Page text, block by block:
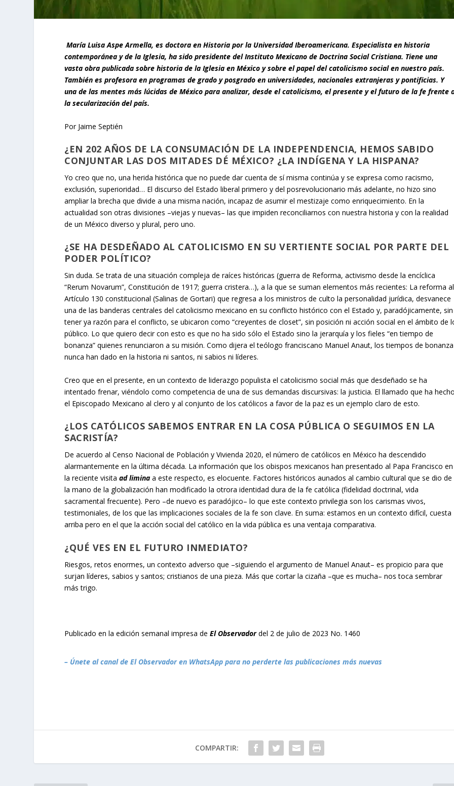
María Luisa Aspe Armella, es doctora en Historia por la Universidad Iberoamericana. Especialista en historia
contemporánea y de la Iglesia, ha sido presidente del Instituto Mexicano de Doctrina Social Cristiana. Tiene una
vasta obra publicada sobre historia de la Iglesia en México y sobre el papel del catolicismo social en nuestro país.
También es profesora en programas de grado y posgrado en universidades, nacionales extranjeras y pontificias. Y
una de las mentes más lúcidas de México para analizar, desde el catolicismo, el presente y el futuro de la fe frente
la secularización del país.
Por Jaime Septién
¿EN 202 AÑOS DE LA CONSUMACIÓN DE LA INDEPENDENCIA, HEMOS SABIDO
CONJUNTAR LAS DOS MITADES DÉ MÉXICO? ¿LA INDÍGENA Y LA HISPANA?
Yo creo que no, una herida histórica que no puede dar cuenta de sí misma continúa y se expresa como racismo,
exclusión, superioridad… El discurso del Estado liberal primero y del posrevolucionario más adelante, no hizo sino
ampliar la brecha que divide a una misma nación, incapaz de asumir el mestizaje como enriquecimiento. En la
actualidad son otras divisiones –viejas y nuevas– las que impiden reconciliarnos con nuestra historia y con la realidad
de un México diverso y plural, pero uno.
¿SE HA DESDEÑADO AL CATOLICISMO EN SU VERTIENTE SOCIAL POR PARTE DEL
PODER POLÍTICO?
Sin duda. Se trata de una situación compleja de raíces históricas (guerra de Reforma, activismo desde la encíclica
“Rerum Novarum”, Constitución de 1917; guerra cristera…), a la que se suman elementos más recientes: La reforma al
Artículo 130 constitucional (Salinas de Gortari) que regresa a los ministros de culto la personalidad jurídica, desvanece
una de las banderas centrales del catolicismo mexicano en su conflicto histórico con el Estado y, paradójicamente, sin
tener ya razón para el conflicto, se ubicaron como “creyentes de closet”, sin posición ni acción social en el ámbito de
público. Lo que quiero decir con esto es que no ha sido sólo el Estado sino la jerarquía y los fieles “en tiempo de
bonanza” quienes renunciaron a su misión. Como dijera el teólogo franciscano Manuel Anaut, los tiempos de bonanza
nunca han dado en la historia ni santos, ni sabios ni líderes.
Creo que en el presente, en un contexto de liderazgo populista el catolicismo social más que desdeñado se ha
intentado frenar, viéndolo como competencia de una de sus demandas discursivas: la justicia. El llamado que ha
el Episcopado Mexicano al clero y al conjunto de los católicos a favor de la paz es un ejemplo claro de esto.
¿LOS CATÓLICOS SABEMOS ENTRAR EN LA COSA PÚBLICA O SEGUIMOS EN LA
SACRISTÍA?
De acuerdo al Censo Nacional de Población y Vivienda 2020, el número de católicos en México ha descendido
alarmantemente en la última década. La información que los obispos mexicanos han presentado al Papa Francisco en
la reciente visitaad limina a este respecto, es elocuente. Factores históricos aunados al cambio cultural que se dio de
la mano de la globalización han modificado la otrora identidad dura de la fe católica (fidelidad doctrinal, vida
sacramental frecuente). Pero –de nuevo es paradójico– lo que este contexto privilegia son los carismas vivos,
testimoniales, de los que las implicaciones sociales de la fe son clave. En suma: estamos en un contexto difícil, cuesta
arriba pero en el que la acción social del católico en la vida pública es una ventaja comparativa.
¿QUÉ VES EN EL FUTURO INMEDIATO?
Riesgos, retos enormes, un contexto adverso que –siguiendo el argumento de Manuel Anaut– es propicio para que
surjan líderes, sabios y santos; cristianos de una pieza. Más que cortar la cizaña –que es mucha– nos toca sembrar
más trigo.
Publicado en la edición semanal impresa deEl Observadordel 2 de julio de 2023 No. 1460
– Únete al canal de El Observador en WhatsApp para no perderte las publicaciones más nuevas
COMPARTIR: